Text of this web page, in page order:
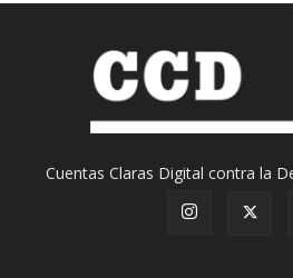
Cuentas Claras Digital contra la